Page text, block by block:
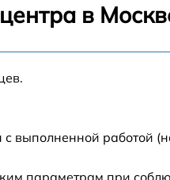
в
выполненной работой